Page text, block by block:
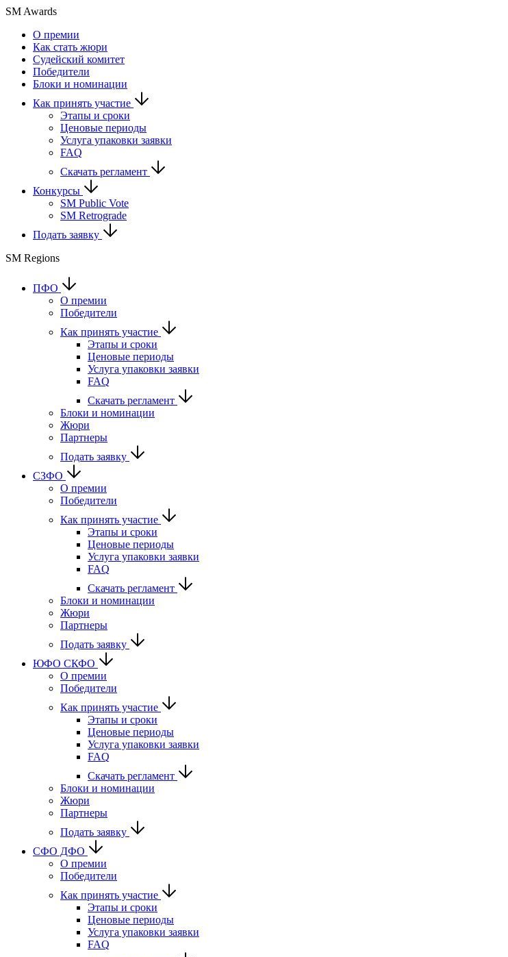
SM Awards
О премии
Как стать жюри
Судейский комитет
Победители
Блоки и номинации
Как принять участие
Этапы и сроки
Ценовые периоды
Услуга упаковки заявки
FAQ
Скачать регламент
Конкурсы
SM Public Vote
SM Retrograde
Подать заявку
SM Regions
ПФО
О премии
Победители
Как принять участие
Этапы и сроки
Ценовые периоды
Услуга упаковки заявки
FAQ
Скачать регламент
Блоки и номинации
Жюри
Партнеры
Подать заявку
СЗФО
О премии
Победители
Как принять участие
Этапы и сроки
Ценовые периоды
Услуга упаковки заявки
FAQ
Скачать регламент
Блоки и номинации
Жюри
Партнеры
Подать заявку
ЮФО СКФО
О премии
Победители
Как принять участие
Этапы и сроки
Ценовые периоды
Услуга упаковки заявки
FAQ
Скачать регламент
Блоки и номинации
Жюри
Партнеры
Подать заявку
CФО ДФО
О премии
Победители
Как принять участие
Этапы и сроки
Ценовые периоды
Услуга упаковки заявки
FAQ